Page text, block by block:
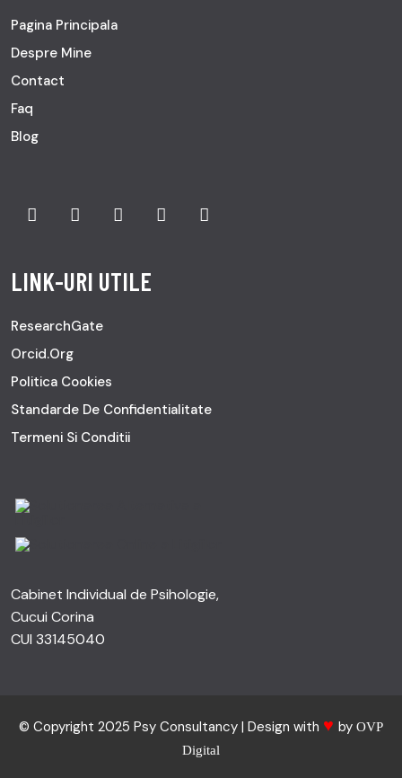
Pagina Principala
Despre Mine
Contact
Faq
Blog
LINK-URI UTILE
ResearchGate
Orcid.org
Politica Cookies
Standarde De Confidentialitate
Termeni Si Conditii
Cabinet Individual de Psihologie,
Cucui Corina
CUI 33145040
© Copyright 2025 Psy Consultancy | Design with ♥ by OVP
Digital